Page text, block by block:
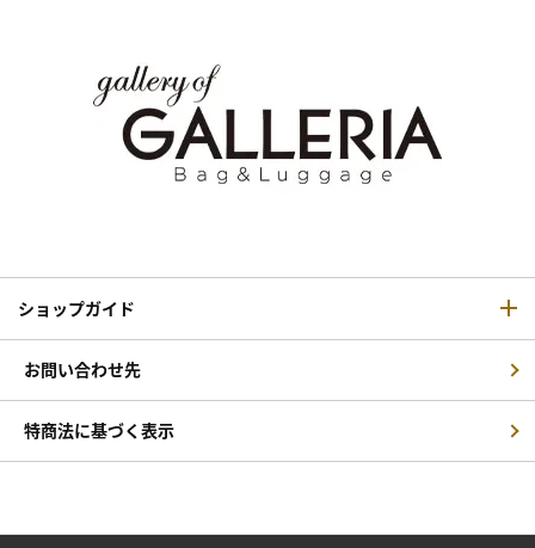
ショップガイド
お問い合わせ先
特商法に基づく表示